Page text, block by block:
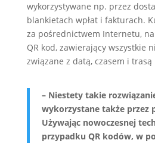
wykorzystywane np. przez
blankietach wpłat i fakturach.
za pośrednictwem Internetu,
QR kod, zawierający wszystkie
związane z datą, czasem i
– Niestety takie
wykorzystane także przez
Używając nowoczesnej
przypadku QR kodów, w